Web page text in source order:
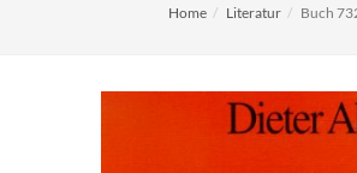
Home Literatur Buch